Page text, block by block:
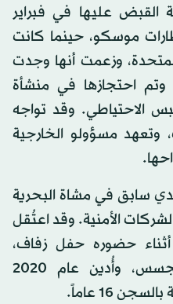
القبض عليها في فبراير
موسكو، حينما كانت
وزعمت أنها وجدت
احتجازها في منشأة
الاحتياطي. وقد تواجه
إلى 10 سنوات، وتعهد مسؤولو الخارجية
هو جندي سابق في مشاة البحرية
الأمنية. وقد اعتُقل
عام 2018 في أثناء حضوره حفل زفاف،
ووجهت إليه اتهامات بالتجسس، وأُدين عام 2020
16 عاماً.